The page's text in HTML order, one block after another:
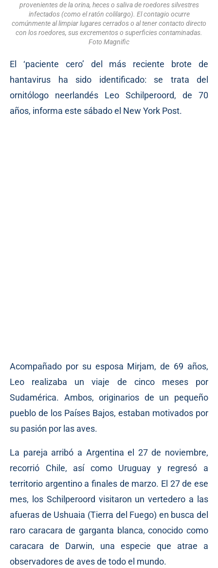
provenientes de la orina, heces o saliva de roedores silvestres
infectados (como el ratón colilargo). El contagio ocurre
comúnmente al limpiar lugares cerrados o al tener contacto directo
con los roedores, sus excrementos o superficies contaminadas.
Foto Magnific
El ‘paciente cero’ del más reciente brote de
hantavirus ha sido identificado: se trata del
ornitólogo neerlandés Leo Schilperoord, de 70
años, informa este sábado el New York Post.
Acompañado por su esposa Mirjam, de 69 años,
Leo realizaba un viaje de cinco meses por
Sudamérica. Ambos, originarios de un pequeño
pueblo de los Países Bajos, estaban motivados por
su pasión por las aves.
La pareja arribó a Argentina el 27 de noviembre,
recorrió Chile, así como Uruguay y regresó a
territorio argentino a finales de marzo. El 27 de ese
mes, los Schilperoord visitaron un vertedero a las
afueras de Ushuaia (Tierra del Fuego) en busca del
raro caracara de garganta blanca, conocido como
caracara de Darwin, una especie que atrae a
observadores de aves de todo el mundo.